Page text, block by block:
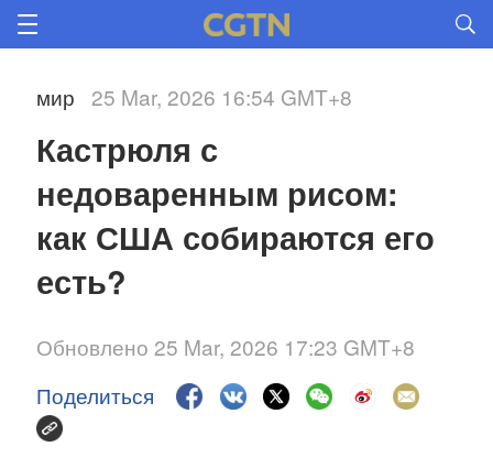
мир 25 Mar, 2026 16:54 GMT+8
Кастрюля с
недоваренным рисом:
как США собираются его
есть?
Обновлено 25 Mar, 2026 17:23 GMT+8
Поделиться